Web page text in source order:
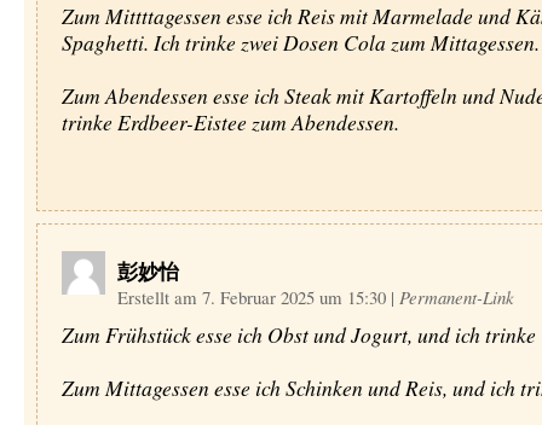
Zum Mittttagessen esse ich Reis mit Marmelade und
Spaghetti. Ich trinke zwei Dosen Cola zum Mittagessen.
Zum Abendessen esse ich Steak mit Kartoffeln und
trinke Erdbeer-Eistee zum Abendessen.
彭妙怡
Erstellt am 7. Februar 2025 um 15:30 | Permanent-Link
Zum Frühstück esse ich Obst und Jogurt, und ich trinke
Zum Mittagessen esse ich Schinken und Reis, und ich